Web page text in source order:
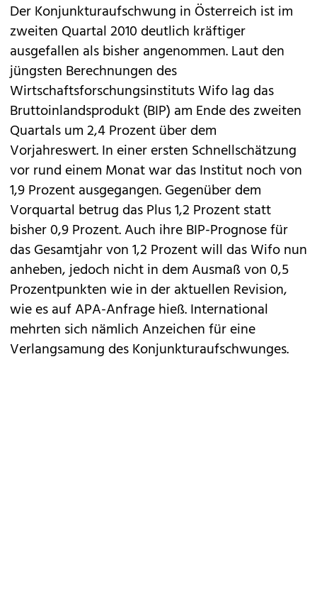
Der Konjunkturaufschwung in Österreich ist im
zweiten Quartal 2010 deutlich kräftiger
ausgefallen als bisher angenommen. Laut den
jüngsten Berechnungen des
Wirtschaftsforschungsinstituts Wifo lag das
Bruttoinlandsprodukt (BIP) am Ende des zweiten
Quartals um 2,4 Prozent über dem
Vorjahreswert. In einer ersten Schnellschätzung
vor rund einem Monat war das Institut noch von
1,9 Prozent ausgegangen. Gegenüber dem
Vorquartal betrug das Plus 1,2 Prozent statt
bisher 0,9 Prozent. Auch ihre BIP-Prognose für
das Gesamtjahr von 1,2 Prozent will das Wifo nun
anheben, jedoch nicht in dem Ausmaß von 0,5
Prozentpunkten wie in der aktuellen Revision,
wie es auf APA-Anfrage hieß. International
mehrten sich nämlich Anzeichen für eine
Verlangsamung des Konjunkturaufschwunges.